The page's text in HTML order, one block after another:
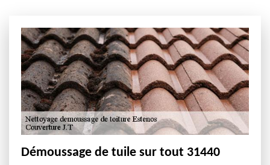
Démoussage de tuile sur tout 31440